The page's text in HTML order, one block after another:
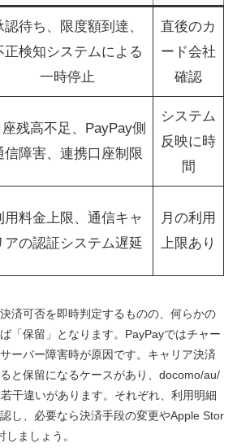
認待ち、限度額到達、
正検知システムによる
一時停止
直後のカ
ード会社
確認
座残高不足、PayPay側
信障害、連携口座制限
システム
反映に時
間
用料金上限、通信キャ
アの認証システム遅延
月の利用
上限あり
済可否を即時判定するものの、何らかの
「保留」となります。PayPayではチャー
ーバー障害時が原因です。キャリア決済
と保留になるケースがあり、docomo/au/
干違いがあります。それぞれ、利用明細
し、必要なら決済手段の変更やApple Stor
ましょう。